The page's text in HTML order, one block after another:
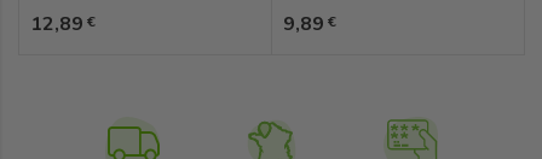
Prix
12,89 € Prix
9,89 €